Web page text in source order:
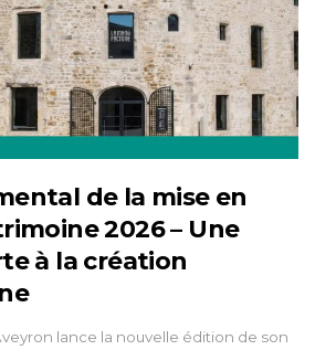
de la mise en
2026 – Une
à la création
lance la nouvelle édition de son